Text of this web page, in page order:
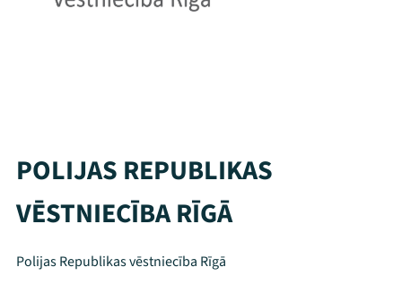
POLIJAS REPUBLIKAS
VĒSTNIECĪBA RĪGĀ
Polijas Republikas vēstniecība Rīgā